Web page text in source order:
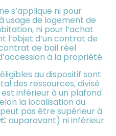
s’applique ni pour
usage de logement de
ni pour l’achat
l’objet d’un contrat de
de bail réel
à la propriété.
au dispositif sont
des ressources, divisé
inférieur à un plafond
la localisation du
pas être supérieur à
auparavant) ni inférieur